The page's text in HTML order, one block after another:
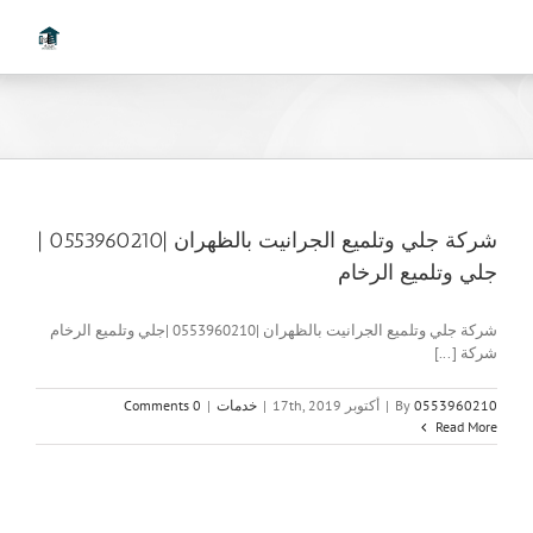
شركة جلي وتلميع الجرانيت بالظهران |0553960210 |
جلي وتلميع الرخام
شركة جلي وتلميع الجرانيت بالظهران |0553960210 |جلي وتلميع الرخام
شركة [...]
By 0553960210
| أكتوبر 17th, 2019 | خدمات |
0 Comments
Read More